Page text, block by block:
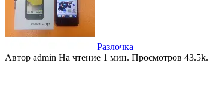
Разлочка
Автор admin На чтение 1 мин. Просмотров 43.5k.